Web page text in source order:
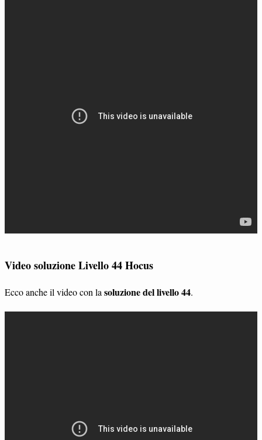
Video soluzione Livello 44 Hocus
Ecco anche il video con la soluzione del livello 44.